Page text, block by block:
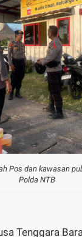
Pos dan kawasan
Polda NTB
Tenggara